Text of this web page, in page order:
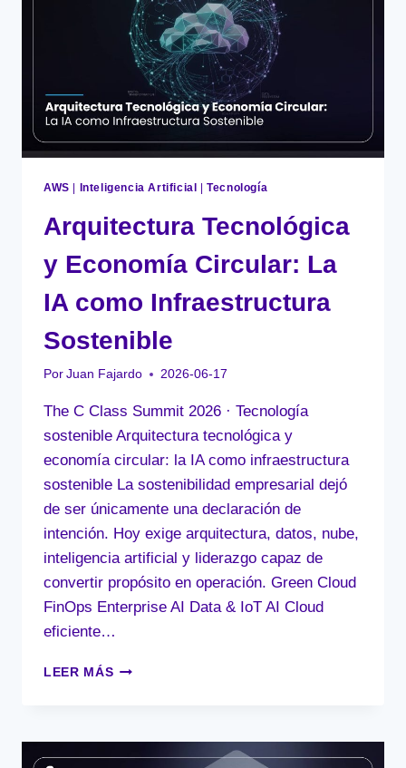
EXIGE
EL
NACIMIENTO
DEL
AI-
DLC
AWS Inteligencia Artificial |Tecnología
Arquitectura Tecnológica
y Economía Circular: La
IA como Infraestructura
Sostenible
Por Juan Fajardo 2026-06-17
The C Class Summit 2026 · Tecnología
sostenible Arquitectura tecnológica y
economía circular: la IA como infraestructura
sostenible La sostenibilidad empresarial dejó
de ser únicamente una declaración de
intención. Hoy exige arquitectura, datos, nube,
inteligencia artificial y liderazgo capaz de
convertir propósito en operación. Green Cloud
FinOps Enterprise AI Data & IoT AI Cloud
eficiente…
LEER MÁS ARQUITECTURA
CIRCULAR: